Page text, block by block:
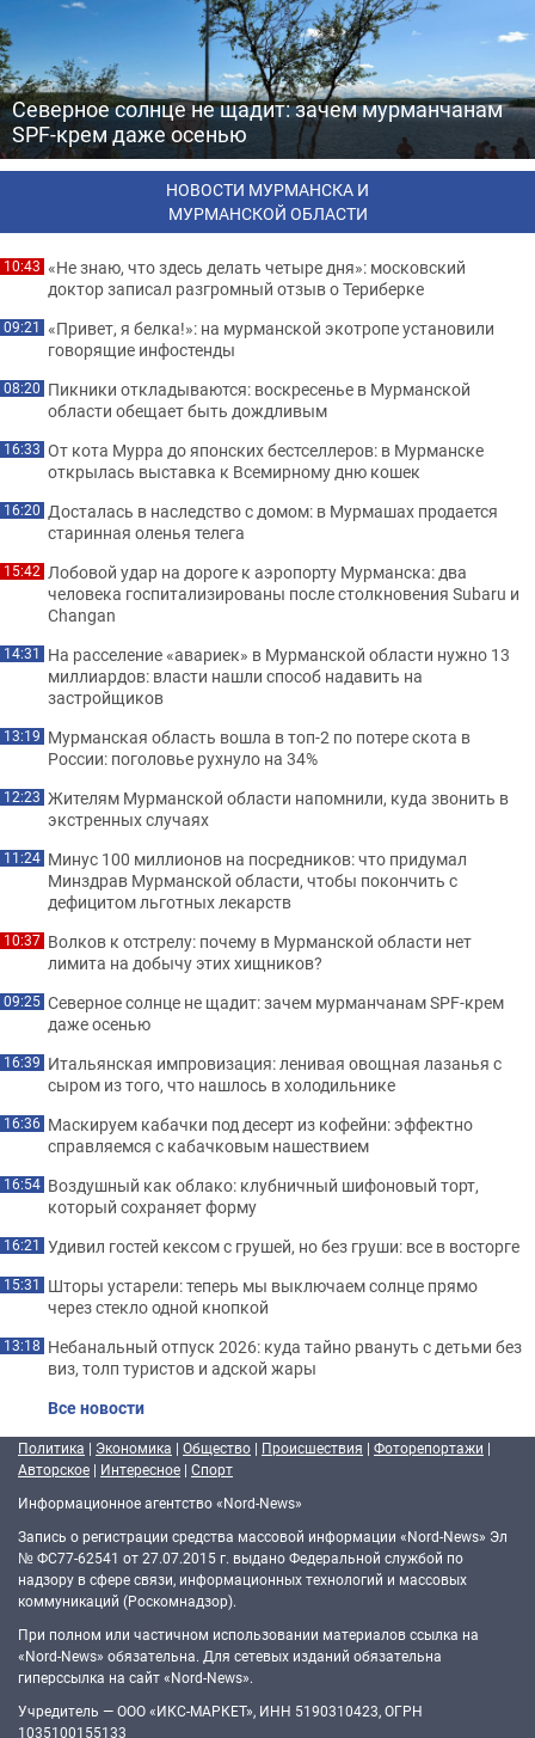
Северное солнце не щадит: зачем мурманчанам
SPF-крем даже осенью
НОВОСТИ МУРМАНСКА И
МУРМАНСКОЙ ОБЛАСТИ
10:43 «Не знаю, что здесь делать четыре дня»: московский
доктор записал разгромный отзыв о Териберке
09:21 «Привет, я белка!»: на мурманской экотропе установили
говорящие инфостенды
08:20 Пикники откладываются: воскресенье в Мурманской
области обещает быть дождливым
16:33 От кота Мурра до японских бестселлеров: в Мурманске
открылась выставка к Всемирному дню кошек
16:20 Досталась в наследство с домом: в Мурмашах продается
старинная оленья телега
15:42 Лобовой удар на дороге к аэропорту Мурманска: два
человека госпитализированы после столкновения Subaru и
Changan
14:31 На расселение «авариек» в Мурманской области нужно 13
миллиардов: власти нашли способ надавить на
застройщиков
13:19 Мурманская область вошла в топ-2 по потере скота в
России: поголовье рухнуло на 34%
12:23 Жителям Мурманской области напомнили, куда звонить в
экстренных случаях
11:24 Минус 100 миллионов на посредников: что придумал
Минздрав Мурманской области, чтобы покончить с
дефицитом льготных лекарств
10:37 Волков к отстрелу: почему в Мурманской области нет
лимита на добычу этих хищников?
09:25 Северное солнце не щадит: зачем мурманчанам SPF-крем
даже осенью
16:39 Итальянская импровизация: ленивая овощная лазанья с
сыром из того, что нашлось в холодильнике
16:36 Маскируем кабачки под десерт из кофейни: эффектно
справляемся с кабачковым нашествием
16:54 Воздушный как облако: клубничный шифоновый торт,
который сохраняет форму
16:21 Удивил гостей кексом с грушей, но без груши: все в восторге
15:31 Шторы устарели: теперь мы выключаем солнце прямо
через стекло одной кнопкой
13:18 Небанальный отпуск 2026: куда тайно рвануть с детьми без
виз, толп туристов и адской жары
Все новости
Политика | Экономика | Общество | Происшествия | Фоторепортажи |
Авторское | Интересное | Спорт
Информационное агентство «Nord-News»
Запись о регистрации средства массовой информации «Nord-News» Эл
№ ФС77-62541 от 27.07.2015 г. выдано Федеральной службой по
надзору в сфере связи, информационных технологий и массовых
коммуникаций (Роскомнадзор).
При полном или частичном использовании материалов ссылка на
«Nord-News» обязательна. Для сетевых изданий обязательна
гиперссылка на сайт «Nord-News».
Учредитель — ООО «ИКС-МАРКЕТ», ИНН 5190310423, ОГРН
1035100155133